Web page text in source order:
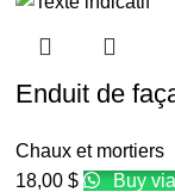
Enduit de
Chaux et mortiers
18,00 $ Buy